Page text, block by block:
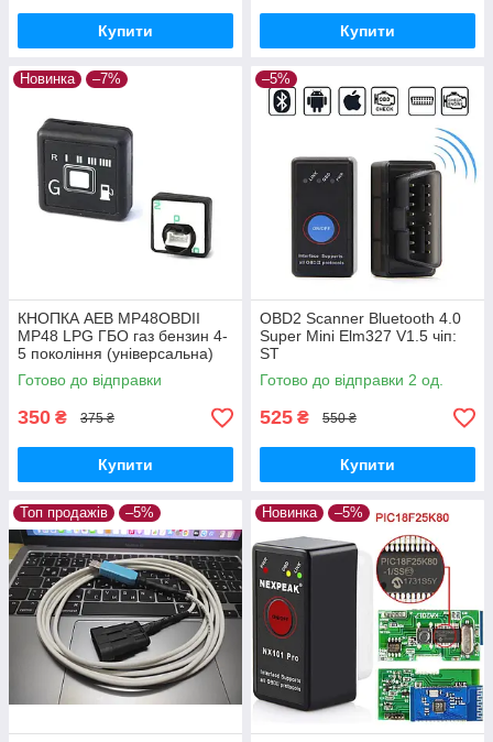
Купити Купити
Новинка –7%
КНОПКА AEB MP48OBDII
MP48 LPG ГБО газ бензин 4-
5 покоління (універсальна)
Готово до відправки
350 ₴ 375 ₴
Купити
–5%
OBD2 Scanner Bluetooth 4.0
Super Mini Elm327 V1.5 чіп:
ST
Готово до відправки 2 од.
525 ₴ 550 ₴
Купити
Топ продажів –5% Новинка –5%